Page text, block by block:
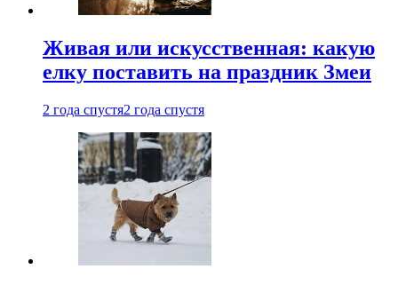
Живая или искусственная: какую
елку поставить на праздник Змеи
2 года спустя2 года спустя